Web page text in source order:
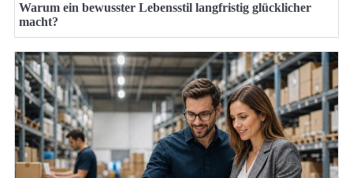
Warum ein bewusster Lebensstil langfristig glücklicher
macht?